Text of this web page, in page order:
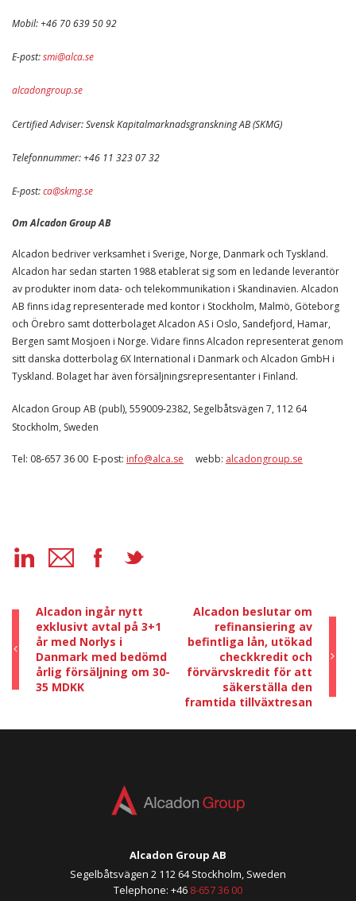
Mobil: +46 70 639 50 92
E-post:smi@alca.se
alcadongroup.se
Certified Adviser: Svensk Kapitalmarknadsgranskning AB (SKMG)
Telefonnummer: +46 11 323 07 32
E-post:ca@skmg.se
Om Alcadon Group AB
Alcadon bedriver verksamhet i Sverige, Norge, Danmark och Tyskland.
Alcadon har sedan starten 1988 etablerat sig som en ledande leverantör
av produkter inom data- och telekommunikation i Skandinavien. Alcadon
AB finns idag representerade med kontor i Stockholm, Malmö, Göteborg
och Örebro samt dotterbolaget Alcadon AS i Oslo, Sandefjord, Hamar,
Bergen samt Mosjoen i Norge. Vidare finns Alcadon representerat genom
sitt danska dotterbolag 6X International i Danmark och Alcadon GmbH i
Tyskland. Bolaget har även försäljningsrepresentanter i Finland.
Alcadon Group AB (publ), 559009-2382, Segelbåtsvägen 7, 112 64
Stockholm, Sweden
Tel: 08-657 36 00 E-post: info@alca.se webb: alcadongroup.se
Alcadon ingår nytt
exklusivt avtal på 3+1
år med Norlys i
Danmark med bedömd
årlig försäljning om 30-
35 MDKK
Alcadon beslutar om
refinansiering av
befintliga lån, utökad
checkkredit och
förvärvskredit för att
säkerställa den
framtida tillväxtresan
Alcadon Group AB
Segelbåtsvägen 2 112 64 Stockholm, Sweden
Telephone: +46 8-657 36 00